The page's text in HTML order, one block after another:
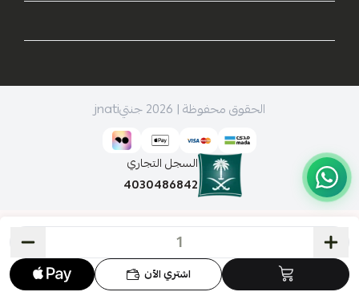
اشتري الآن
الحقوق محفوظة | 2026 جنتيjnati
السجل التجاري
4030486842